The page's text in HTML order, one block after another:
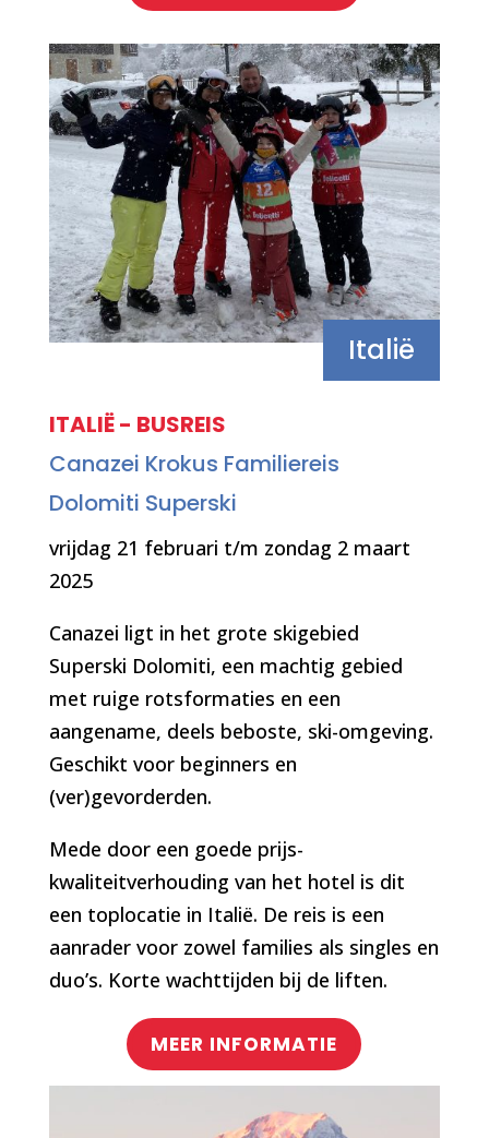
Italië
ITALIË - BUSREIS
Canazei Krokus Familiereis
Dolomiti Superski
vrijdag 21 februari t/m zondag 2 maart
2025
Canazei ligt in het grote skigebied
Superski Dolomiti, een machtig gebied
met ruige rotsformaties en een
aangename, deels beboste, ski-omgeving.
Geschikt voor beginners en
(ver)gevorderden.
Mede door een goede prijs-
kwaliteitverhouding van het hotel is dit
een toplocatie in Italië. De reis is een
aanrader voor zowel families als singles en
duo’s. Korte wachttijden bij de liften.
MEER INFORMATIE